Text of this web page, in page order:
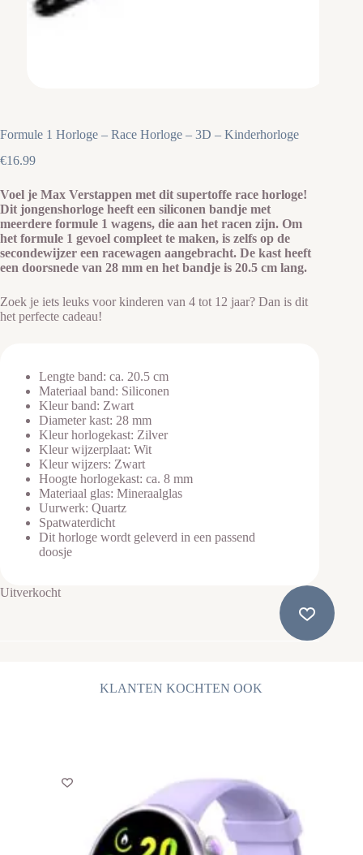
Formule 1 Horloge – Race Horloge – 3D – Kinderhorloge
€16.99
Voel je Max Verstappen met dit supertoffe race horloge!
Dit jongenshorloge heeft een siliconen bandje met
meerdere formule 1 wagens, die aan het racen zijn. Om
het formule 1 gevoel compleet te maken, is zelfs op de
secondewijzer een racewagen aangebracht. De kast heeft
een doorsnede van 28 mm en het bandje is 20.5 cm lang.
Zoek je iets leuks voor kinderen van 4 tot 12 jaar? Dan is dit
het perfecte cadeau!
Lengte band: ca. 20.5 cm
Materiaal band: Siliconen
Kleur band: Zwart
Diameter kast: 28 mm
Kleur horlogekast: Zilver
Kleur wijzerplaat: Wit
Kleur wijzers: Zwart
Hoogte horlogekast: ca. 8 mm
Materiaal glas: Mineraalglas
Uurwerk: Quartz
Spatwaterdicht
Dit horloge wordt geleverd in een passend
doosje
Uitverkocht
KLANTEN KOCHTEN OOK